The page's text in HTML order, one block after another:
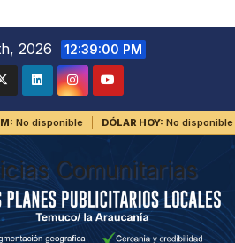
2026
12:39:00 PM
No disponible DÓLAR HOY: No disponible